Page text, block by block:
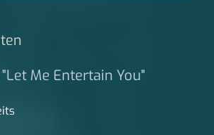
Me Entertain You"